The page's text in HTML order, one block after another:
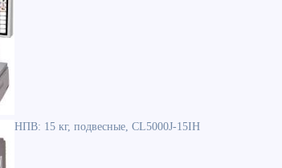
НПВ: 15 кг, подвесные, CL5000J-15IH